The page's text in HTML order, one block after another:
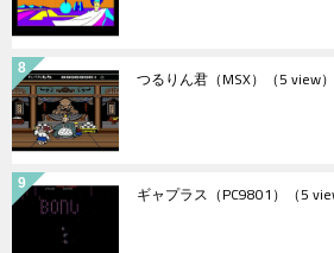
つるりん君（MSX） （5 view）
ギャプラス（PC9801） （5